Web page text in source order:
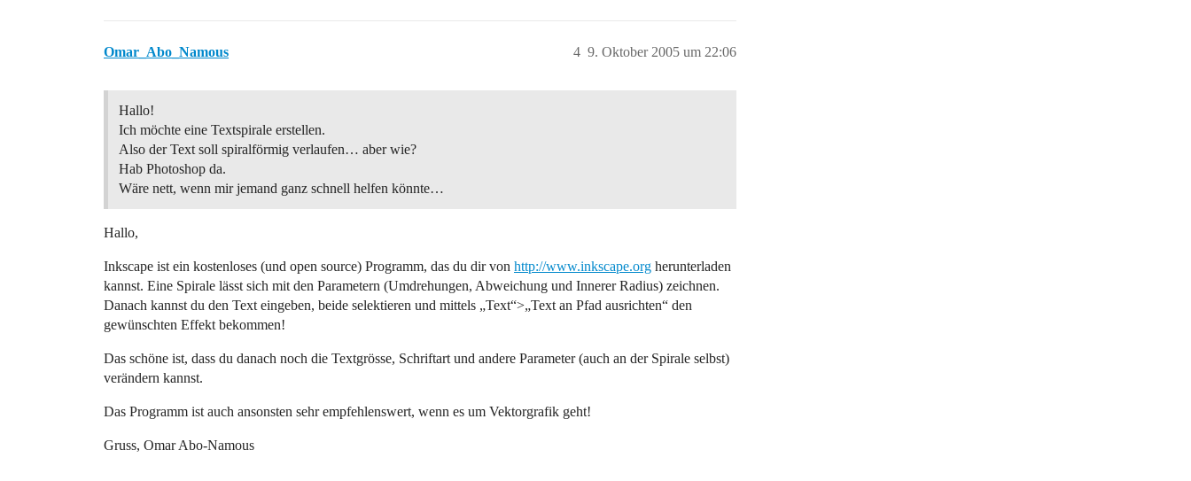
Omar_Abo_Namous 9. Oktober 2005 um 22:06
4
Hallo!
Ich möchte eine Textspirale erstellen.
Also der Text soll spiralförmig verlaufen… aber wie?
Hab Photoshop da.
Wäre nett, wenn mir jemand ganz schnell helfen könnte…
Hallo,
Inkscape ist ein kostenloses (und open source) Programm, das du dir von http://www.inkscape.org herunterladen
kannst. Eine Spirale lässt sich mit den Parametern (Umdrehungen, Abweichung und Innerer Radius) zeichnen.
Danach kannst du den Text eingeben, beide selektieren und mittels „Text“>„Text an Pfad ausrichten“ den
gewünschten Effekt bekommen!
Das schöne ist, dass du danach noch die Textgrösse, Schriftart und andere Parameter (auch an der Spirale selbst)
verändern kannst.
Das Programm ist auch ansonsten sehr empfehlenswert, wenn es um Vektorgrafik geht!
Gruss, Omar Abo-Namous